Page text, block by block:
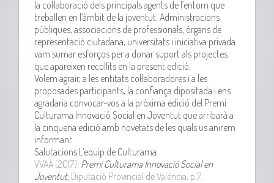
la col·laboració dels principals agents de l’entorn que
treballen en l’àmbit de la joventut. Administracions
públiques, associacions de professionals, òrgans de
representació ciutadana, universitats i iniciativa privada
vam sumar esforços per a donar suport als projectes
que apareixen recollits en la present edició.
Volem agrair, a les entitats col·laboradores i a les
proposades participants, la confiança dipositada i ens
agradaria convocar-vos a la pròxima edició del Premi
Culturama Innovació Social en Joventut que arribarà a
la cinquena edició amb novetats de les quals us anirem
informant.
Salutacions L’equip de Culturama
VVAA (2017): Premi Culturama Innovació Social en
Joventut, Diputació Provincial de València, p.7.